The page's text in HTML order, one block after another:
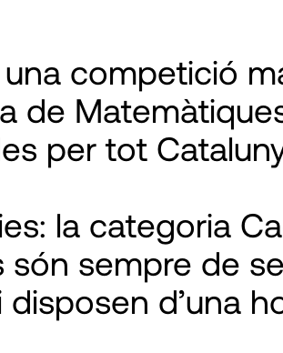
una competició
de
per tot
la categoria
són sempre de
d’una